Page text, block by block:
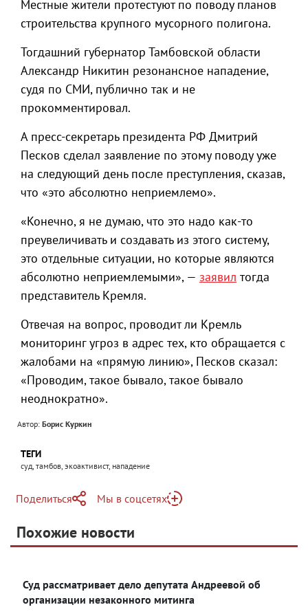
Местные жители протестуют по поводу планов
строительства крупного мусорного полигона.
Тогдашний губернатор Тамбовской области
Александр Никитин резонансное нападение,
судя по СМИ, публично так и не
прокомментировал.
А пресс-секретарь президента РФ Дмитрий
Песков сделал заявление по этому поводу уже
на следующий день после преступления, сказав,
что «это абсолютно неприемлемо».
«Конечно, я не думаю, что это надо как-то
преувеличивать и создавать из этого систему,
это отдельные ситуации, но которые являются
абсолютно неприемлемыми», — заявил тогда
представитель Кремля.
Отвечая на вопрос, проводит ли Кремль
мониторинг угроз в адрес тех, кто обращается с
жалобами на «прямую линию», Песков сказал:
«Проводим, такое бывало, такое бывало
неоднократно».
Автор: Борис Куркин
ТЕГИ
суд, тамбов, экоактивист, нападение
Поделиться
Telegram
Одноклассники
Мы в соцсетях
Яндекс Дзен
Похожие новости
Суд рассматривает дело депутата Андреевой об
организации незаконного митинга